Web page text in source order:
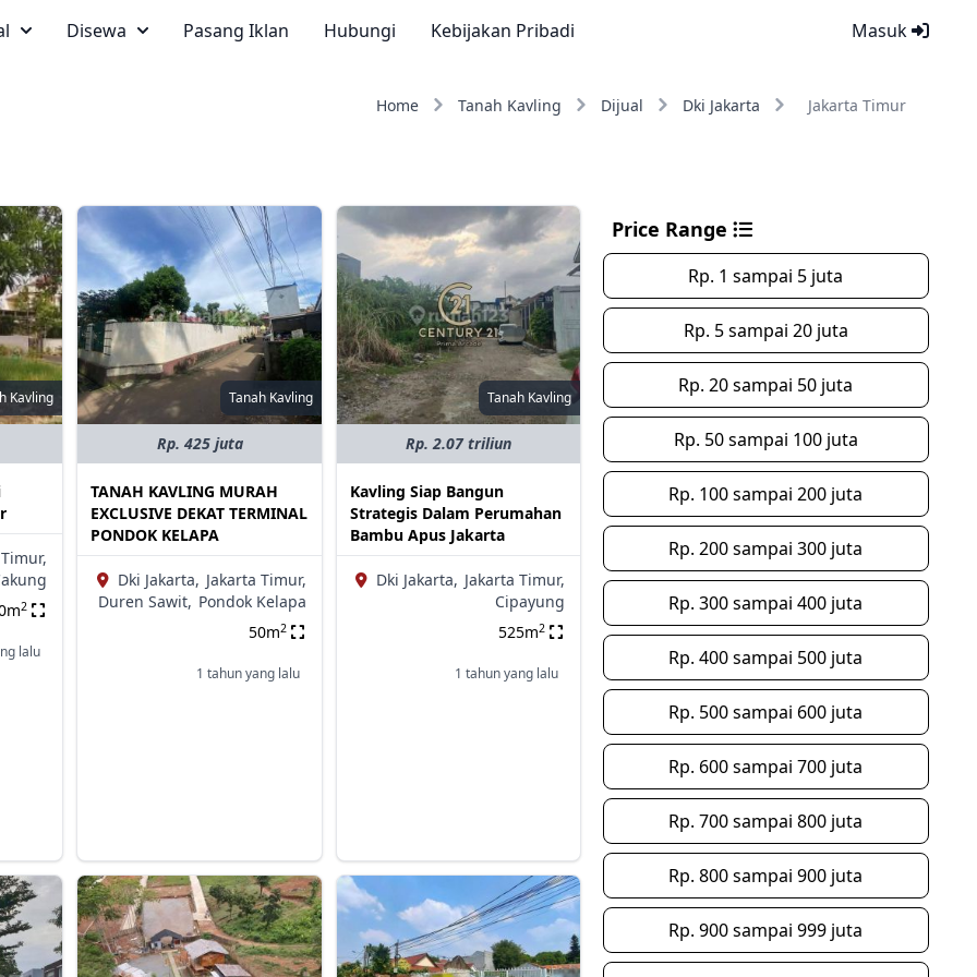
Masuk
Disewa Pasang Iklan Hubungi Kebijakan Pribadi
Home Tanah Kavling Dijual Dki Jakarta Jakarta Timur
Kavling
2
lalu
Tanah Kavling
Rp. 425 juta
TANAH KAVLING MURAH
EXCLUSIVE DEKAT TERMINAL
PONDOK KELAPA
Dki Jakarta, Jakarta Timur,
Duren Sawit, Pondok Kelapa
50m2
1 tahun yang lalu
Tanah Kavling
Rp. 2.07 triliun
Kavling Siap Bangun
Strategis Dalam Perumahan
Bambu Apus Jakarta
Dki Jakarta, Jakarta Timur,
Cipayung
525m2
1 tahun yang lalu
Price Range
Rp. 1 sampai 5 juta
Rp. 5 sampai 20 juta
Rp. 20 sampai 50 juta
Rp. 50 sampai 100 juta
Rp. 100 sampai 200 juta
Rp. 200 sampai 300 juta
Rp. 300 sampai 400 juta
Rp. 400 sampai 500 juta
Rp. 500 sampai 600 juta
Rp. 600 sampai 700 juta
Rp. 700 sampai 800 juta
Rp. 800 sampai 900 juta
Rp. 900 sampai 999 juta